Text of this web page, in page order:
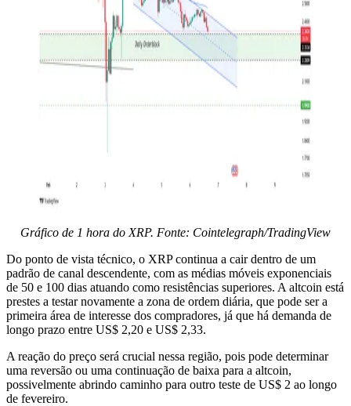
Gráfico de 1 hora do XRP. Fonte: Cointelegraph/TradingView
Do ponto de vista técnico, o XRP continua a cair dentro de um
padrão de canal descendente, com as médias móveis exponenciais
de 50 e 100 dias atuando como resistências superiores. A altcoin está
prestes a testar novamente a zona de ordem diária, que pode ser a
primeira área de interesse dos compradores, já que há demanda de
longo prazo entre US$ 2,20 e US$ 2,33.
A reação do preço será crucial nessa região, pois pode determinar
uma reversão ou uma continuação de baixa para a altcoin,
possivelmente abrindo caminho para outro teste de US$ 2 ao longo
de fevereiro.